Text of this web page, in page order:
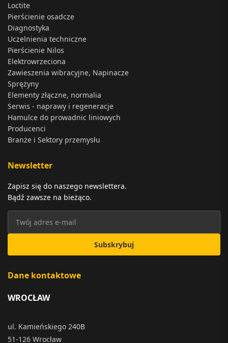
Loctite
Pierścienie osadcze
Diagnostyka
Uczelnienia techniczne
Pierścienie Nilos
Elektrowrzeciona
Zawieszenia wibracyjne, Napinacze
Sprężyny
Elementy złączne, normalia
Serwis - naprawy i regeneracje
Hamulce do prowadnic liniowych
Producenci
Branże i Sektory przemysłu
Newsletter
Zapisz się do naszego newslettera.
Bądź zawsze na bieżąco.
Subskrybuj
Dane kontaktowe
WROCŁAW
ul. Kamieńskiego 240B
51-126 Wrocław